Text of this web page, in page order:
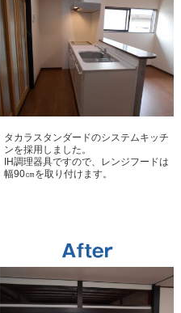
タカラスタンダードのシステムキッチ
ンを採用しました。
IH調理器具ですので、レンジフードは
幅90㎝を取り付けます。